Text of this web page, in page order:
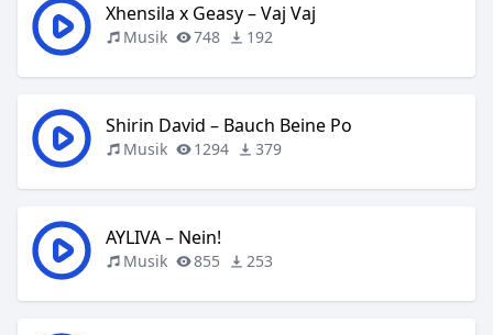
Xhensila x Geasy – Vaj Vaj
Musik 748 192
Shirin David – Bauch Beine Po
Musik 1294 379
AYLIVA – Nein!
Musik 855 253